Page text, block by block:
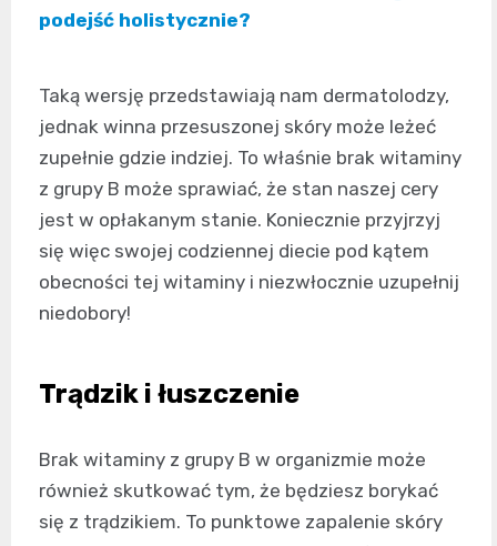
podejść holistycznie?
Taką wersję przedstawiają nam dermatolodzy,
jednak winna przesuszonej skóry może leżeć
zupełnie gdzie indziej. To właśnie brak witaminy
z grupy B może sprawiać, że stan naszej cery
jest w opłakanym stanie. Koniecznie przyjrzyj
się więc swojej codziennej diecie pod kątem
obecności tej witaminy i niezwłocznie uzupełnij
niedobory!
Trądzik i łuszczenie
Brak witaminy z grupy B w organizmie może
również skutkować tym, że będziesz borykać
się z trądzikiem. To punktowe zapalenie skóry